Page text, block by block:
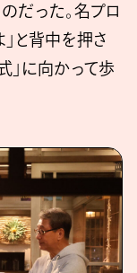
だった。名プロ
と背中を押さ
」に向かって歩